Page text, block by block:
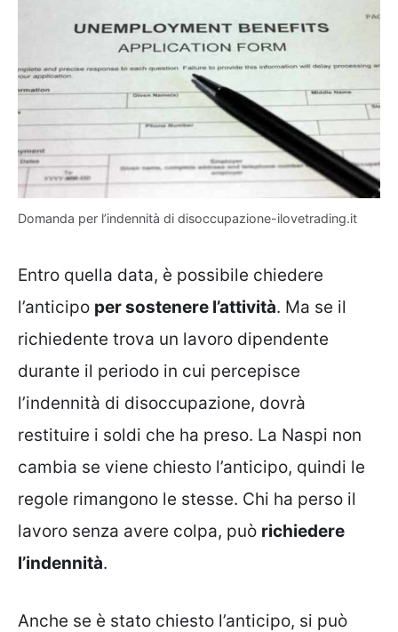
Domanda per l’indennità di disoccupazione-ilovetrading.it
Entro quella data, è possibile chiedere
l’anticipo per sostenere l’attività. Ma se il
richiedente trova un lavoro dipendente
durante il periodo in cui percepisce
l’indennità di disoccupazione, dovrà
restituire i soldi che ha preso. La Naspi non
cambia se viene chiesto l’anticipo, quindi le
regole rimangono le stesse. Chi ha perso il
lavoro senza avere colpa, può richiedere
l’indennità.
Anche se è stato chiesto l’anticipo, si può